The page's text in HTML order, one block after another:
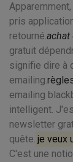
pris
retourné.achat
gratuit
signifie dire à
emailing.
emailing
intelligent.
newsletter
quête. je veux
C'est une